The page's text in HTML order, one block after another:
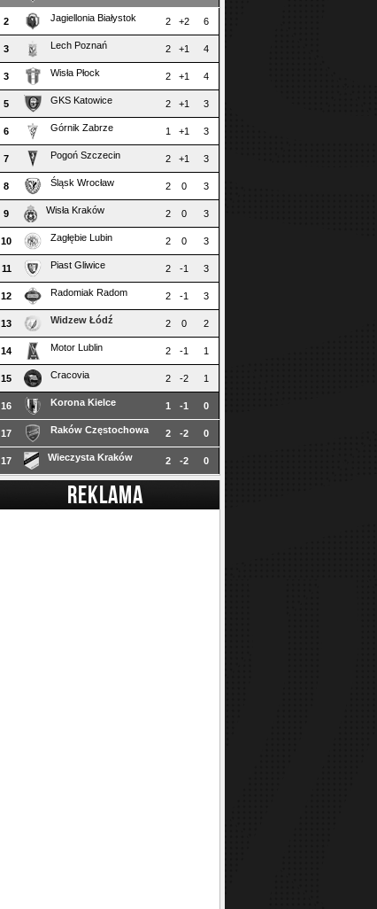
2 Jagiellonia Białystok 2 +2 6
3 Lech Poznań 2 +1 4
3 Wisła Płock 2 +1 4
5 GKS Katowice 2 +1 3
6 Górnik Zabrze 1 +1 3
7 Pogoń Szczecin 2 +1 3
8 Śląsk Wrocław 2 0 3
9 Wisła Kraków 2 0 3
10 Zagłębie Lubin 2 0 3
11 Piast Gliwice 2 -1 3
12 Radomiak Radom 2 -1 3
13 Widzew Łódź 2 0 2
14 Motor Lublin 2 -1 1
15 Cracovia 2 -2 1
16 Korona Kielce 1 -1 0
17 Raków Częstochowa 2 -2 0
17 Wieczysta Kraków 2 -2 0
REKLAMA